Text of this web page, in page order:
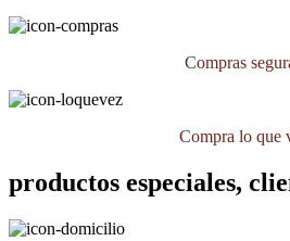
Compras
Compra lo que
productos especiales,